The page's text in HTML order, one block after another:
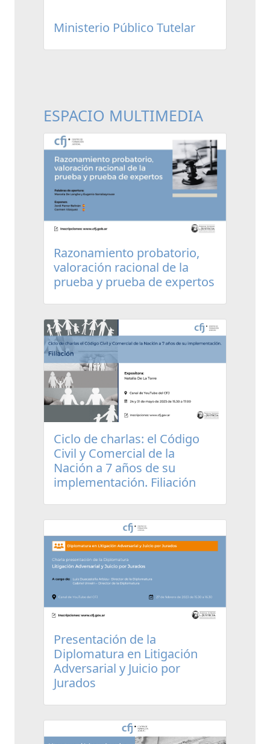
Ministerio Público Tutelar
ESPACIO MULTIMEDIA
Razonamiento probatorio,
valoración racional de la
prueba y prueba de expertos
Ciclo de charlas: el Código
Civil y Comercial de la
Nación a 7 años de su
implementación. Filiación
Presentación de la
Diplomatura en Litigación
Adversarial y Juicio por
Jurados